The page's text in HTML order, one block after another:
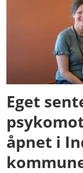
Eget
åpnet i